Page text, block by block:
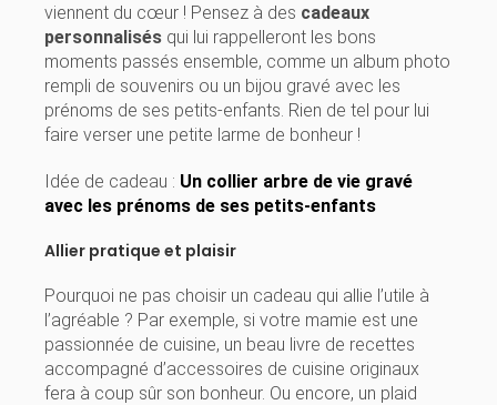
viennent du cœur ! Pensez à des cadeaux
personnalisés qui lui rappelleront les bons
moments passés ensemble, comme un album photo
rempli de souvenirs ou un bijou gravé avec les
prénoms de ses petits-enfants. Rien de tel pour lui
faire verser une petite larme de bonheur !
Idée de cadeau : Un collier arbre de vie gravé
avec les prénoms de ses petits-enfants
Allier pratique et plaisir
Pourquoi ne pas choisir un cadeau qui allie l’utile à
l’agréable ? Par exemple, si votre mamie est une
passionnée de cuisine, un beau livre de recettes
accompagné d’accessoires de cuisine originaux
fera à coup sûr son bonheur. Ou encore, un plaid